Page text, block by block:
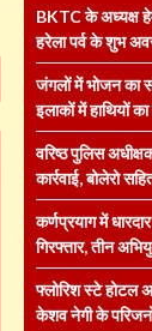
BKTC के अध्यक्ष
हरेला पर्व के शुभ
जंगलों में भोजन का
इलाकों में हाथियों
वरिष्ठ पुलिस
कार्रवाई, बोलेरो
कर्णप्रयाग में
गिरफ्तार, तीन
फ्लोरिश स्टे होटल
केशव नेगी के